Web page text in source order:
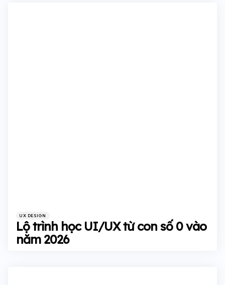
Categories
Posted
in
UX DESIGN
Lộ trình học UI/UX từ con số 0 vào
năm 2026